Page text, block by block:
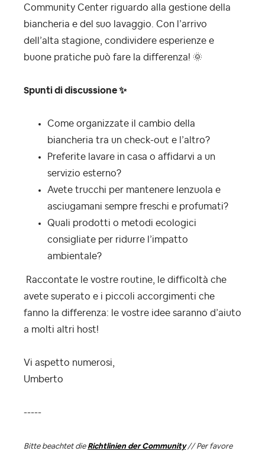
Community Center riguardo alla gestione della
biancheria e del suo lavaggio. Con l’arrivo
dell’alta stagione, condividere esperienze e
buone pratiche può fare la differenza! 🌞
Spunti di discussione✨
Come organizzate il cambio della
biancheria tra un check-out e l’altro?
Preferite lavare in casa o affidarvi a un
servizio esterno?
Avete trucchi per mantenere lenzuola e
asciugamani sempre freschi e profumati?
Quali prodotti o metodi ecologici
consigliate per ridurre l’impatto
ambientale?
Raccontate le vostre routine, le difficoltà che
avete superato e i piccoli accorgimenti che
fanno la differenza: le vostre idee saranno d’aiuto
a molti altri host!
Vi aspetto numerosi,
Umberto
-----
Bitte beachtet die Richtlinien der Community// Per favore